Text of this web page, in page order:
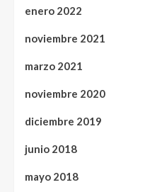
enero 2022
noviembre 2021
marzo 2021
noviembre 2020
diciembre 2019
junio 2018
mayo 2018